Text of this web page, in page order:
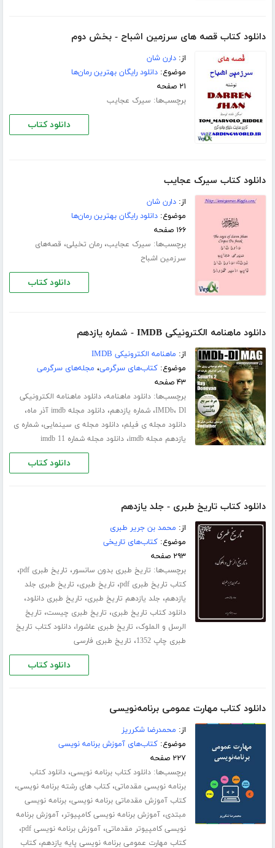
دانلود کتاب قصه های سرزمین اشباح - بخش دوم
از:دارن شان
موضوع:دانلود رایگان بهترین رمان‌ها
۲۱ صفحه
برچسب‌ها: سیرک عجایب
دانلود کتاب
دانلود کتاب سیرک عجایب
از:دارن شان
موضوع:دانلود رایگان بهترین رمان‌ها
۱۶۶ صفحه
برچسب‌ها: سیرک عجایب،رمان تخیلی، قصه‌های
سرزمین اشباح
دانلود کتاب
دانلود ماهنامه الکترونیکی IMDB - شماره یازدهم
از: ماهنامه الکترونیکی IMDB
موضوع:کتاب‌های سرگرمی، مجله‌های سرگرمی
۴۳ صفحه
برچسب‌ها:دانلود ماهنامه،دانلود ماهنامه الکترونیکی
IMDb، Dl ،شماره یازدهم،دانلود مجله imdb آذر ماه ،
دانلود مجله ی فیلم،دانلود مجله ی سینمایی،شماره ی
یازدهم مجله imdb
،دانلود مجله شماره 11 imdb
دانلود کتاب
دانلود کتاب تاریخ طبری - جلد یازدهم
از: محمد بن جریر طبری
موضوع:کتاب‌های تاریخی
۲۹۳ صفحه
برچسب‌ها: تاریخ طبری بدون سانسور، تاریخ طبری pdf ،
کتاب تاریخ طبری pdf ، تاریخ طبری، تاریخ طبری جلد
‌یازدهم، جلد یازدهم تاریخ طبری، تاریخ طبری دانلود،
دانلود کتاب تاریخ طبری، تاریخ طبری چیست، تاریخ
الرسل و الملوک، تاریخ طبری عاشورا،دانلود کتاب تاریخ
طبری چاپ 1352
، تاریخ طبری فارسی
دانلود کتاب
دانلود کتاب مهارت عمومی برنامه‌نویسی
از: محمدرضا شکرریز
موضوع:کتاب‌های آموزش برنامه نویسی
۲۲۷ صفحه
برچسب‌ها:دانلود کتاب برنامه نویسی،دانلود کتاب
برنامه نویسی مقدماتی،کتاب های رشته برنامه نویسی،
کتاب آموزش مقدماتی برنامه نویسی،برنامه نویسی
مبتدی،آموزش برنامه نویسی کامپیوتر،آموزش برنامه
نویسی کامپیوتر مقدماتی،آموزش برنامه نویسی pdf ،
کتاب مهارت عمومی برنامه نویسی پایه یازدهم،کتاب